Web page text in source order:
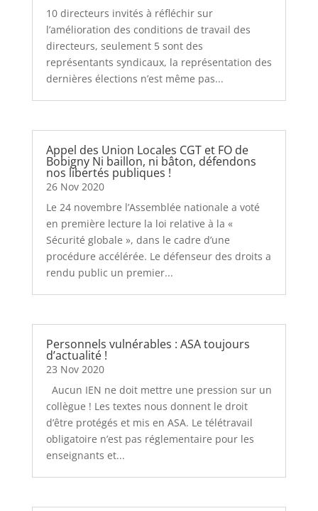
10 directeurs invités à réfléchir sur
l’amélioration des conditions de travail des
directeurs, seulement 5 sont des
représentants syndicaux, la représentation des
dernières élections n’est même pas...
Appel des Union Locales CGT et FO de
Bobigny Ni baillon, ni bâton, défendons
nos libertés publiques !
26 Nov 2020
Le 24 novembre l’Assemblée nationale a voté
en première lecture la loi relative à la «
Sécurité globale », dans le cadre d’une
procédure accélérée. Le défenseur des droits a
rendu public un premier...
Personnels vulnérables : ASA toujours
d’actualité !
23 Nov 2020
Aucun IEN ne doit mettre une pression sur un
collègue ! Les textes nous donnent le droit
d’être protégés et mis en ASA. Le télétravail
obligatoire n’est pas réglementaire pour les
enseignants et...